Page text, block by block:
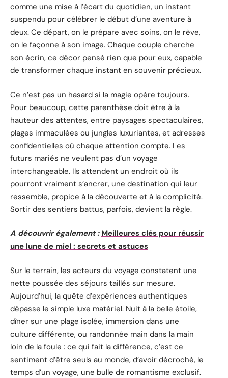
comme une mise à l’écart du quotidien, un instant
suspendu pour célébrer le début d’une aventure à
deux. Ce départ, on le prépare avec soins, on le rêve,
on le façonne à son image. Chaque couple cherche
son écrin, ce décor pensé rien que pour eux, capable
de transformer chaque instant en souvenir précieux.
Ce n’est pas un hasard si la magie opère toujours.
Pour beaucoup, cette parenthèse doit être à la
hauteur des attentes, entre paysages spectaculaires,
plages immaculées ou jungles luxuriantes, et adresses
confidentielles où chaque attention compte. Les
futurs mariés ne veulent pas d’un voyage
interchangeable. Ils attendent un endroit où ils
pourront vraiment s’ancrer, une destination qui leur
ressemble, propice à la découverte et à la complicité.
Sortir des sentiers battus, parfois, devient la règle.
A découvrir également : Meilleures clés pour réussir
une lune de miel : secrets et astuces
Sur le terrain, les acteurs du voyage constatent une
nette poussée des séjours taillés sur mesure.
Aujourd’hui, la quête d’expériences authentiques
dépasse le simple luxe matériel. Nuit à la belle étoile,
dîner sur une plage isolée, immersion dans une
culture différente, ou randonnée main dans la main
loin de la foule : ce qui fait la différence, c’est ce
sentiment d’être seuls au monde, d’avoir décroché, le
temps d’un voyage, une bulle de romantisme exclusif.